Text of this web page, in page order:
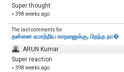
Super thought
» 398 weeks ago
The last comments for
தன்னை ஏமாற்றிய காதலனுக்கு, பிறந்த நா�
ARUN Kumar
Super reaction
» 398 weeks ago